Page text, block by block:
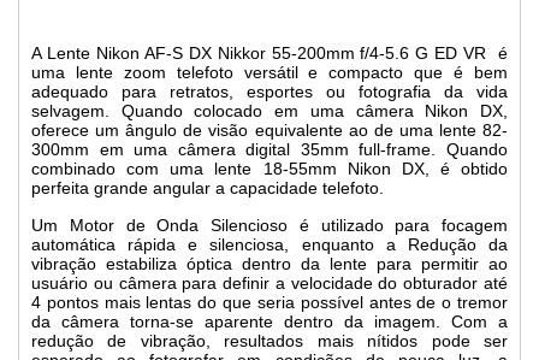
A Lente Nikon AF-S DX Nikkor 55-200mm f/4-5.6 G ED VR é
uma lente zoom telefoto versátil e compacto que é bem
adequado para retratos, esportes ou fotografia da vida
selvagem. Quando colocado em uma câmera Nikon DX,
oferece um ângulo de visão equivalente ao de uma lente 82-
300mm em uma câmera digital 35mm full-frame. Quando
combinado com uma lente 18-55mm Nikon DX, é obtido
perfeita grande angular a capacidade telefoto.
Um Motor de Onda Silencioso é utilizado para focagem
automática rápida e silenciosa, enquanto a Redução da
vibração estabiliza óptica dentro da lente para permitir ao
usuário ou câmera para definir a velocidade do obturador até
4 pontos mais lentas do que seria possível antes de o tremor
da câmera torna-se aparente dentro da imagem. Com a
redução de vibração, resultados mais nítidos pode ser